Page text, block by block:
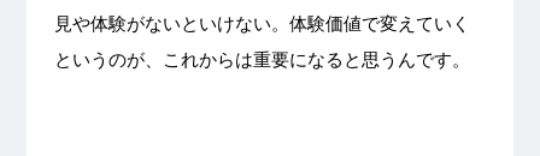
見や体験がないといけない。体験価値で変えていく
というのが、これからは重要になると思うんです。